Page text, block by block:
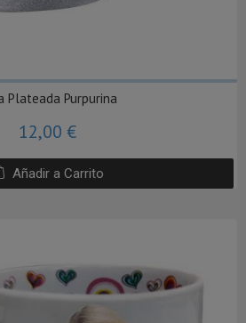
Plateada Purpurina
12,00 €
Añadir a Carrito